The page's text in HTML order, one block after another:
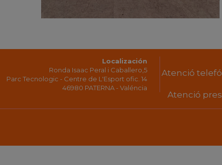
Localización
Ronda Isaac Peral i Caballero,5
Parc Tecnologic - Centre de L'Esport ofic. 14
46980 PATERNA - Valéncia
Atenció
Atenció